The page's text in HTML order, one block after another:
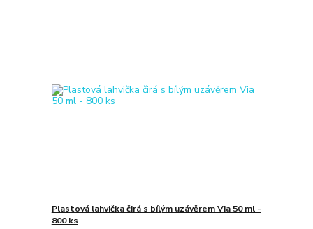
Plastová lahvička čirá s bílým uzávěrem Via 50 ml -
800 ks